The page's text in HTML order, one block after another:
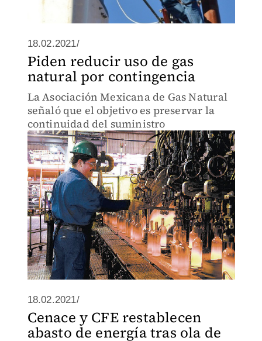
18.02.2021/
Piden reducir uso de gas
natural por contingencia
La Asociación Mexicana de Gas Natural
señaló que el objetivo es preservar la
continuidad del suministro
18.02.2021/
Cenace y CFE restablecen
abasto de energía tras ola de